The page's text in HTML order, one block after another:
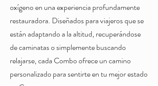
oxígeno en una experiencia profundamente
restauradora. Diseñados para viajeros que se
están adaptando a la altitud, recuperándose
de caminatas o simplemente buscando
relajarse, cada Combo ofrece un camino
personalizado para sentirte en tu mejor estado